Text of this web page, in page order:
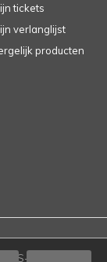
tickets
verlanglijst
producten
RSS-feed